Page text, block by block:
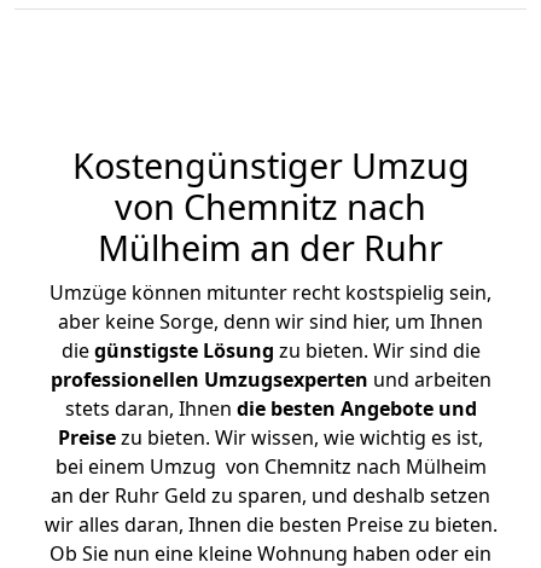
Kostengünstiger Umzug
von Chemnitz nach
Mülheim an der Ruhr
Umzüge können mitunter recht kostspielig sein,
aber keine Sorge, denn wir sind hier, um Ihnen
diegünstigste Lösung zu bieten. Wir sind die
professionellen Umzugsexperten und arbeiten
stets daran, Ihnen die besten Angebote und
Preisezu bieten. Wir wissen, wie wichtig es ist,
bei einem Umzug von Chemnitz nach Mülheim
an der Ruhr Geld zu sparen, und deshalb setzen
wir alles daran, Ihnen die besten Preise zu bieten.
Ob Sie nun eine kleine Wohnung haben oder ein